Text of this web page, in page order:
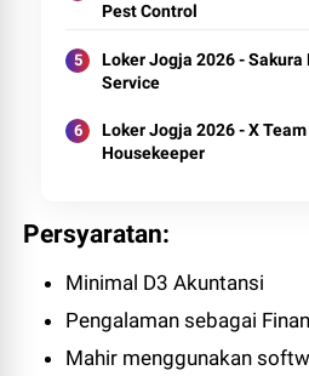
Pest Control
Loker Jogja 2026 -
Service
Loker Jogja 2026 - X Team
Housekeeper
Persyaratan:
Minimal D3 Akuntansi
Pengalaman sebagai
Mahir menggunakan